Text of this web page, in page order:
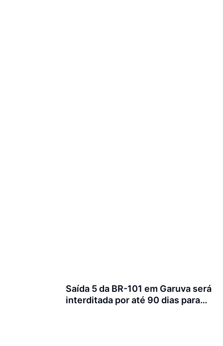
Saída 5 da BR-101 em Garuva será
interditada por até 90 dias para